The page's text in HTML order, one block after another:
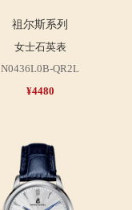
祖尔斯系列
女士石英表
N0436L0B-QR2L
¥4480